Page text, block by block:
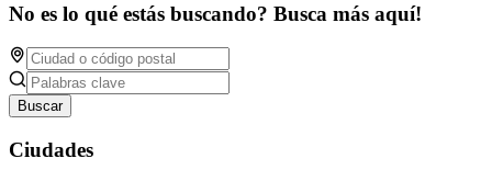
No es lo qué estás buscando? Busca más aquí!
Buscar
Ciudades